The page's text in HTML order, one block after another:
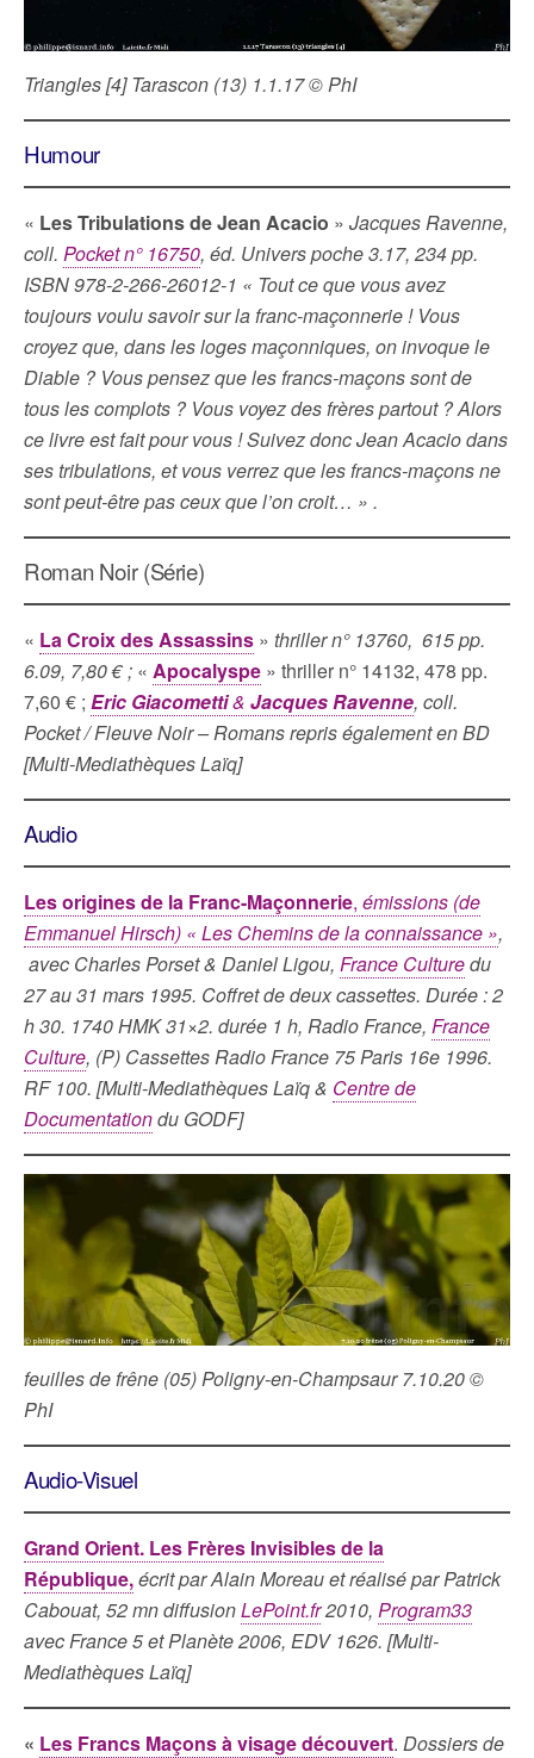
Triangles [4] Tarascon (13) 1.1.17 © PhI
Humour
« Les Tribulations de Jean Acacio » Jacques Ravenne,
coll. Pocket n° 16750, éd. Univers poche 3.17, 234 pp.
ISBN 978-2-266-26012-1 « Tout ce que vous avez
toujours voulu savoir sur la franc-maçonnerie ! Vous
croyez que, dans les loges maçonniques, on invoque le
Diable ? Vous pensez que les francs-maçons sont de
tous les complots ? Vous voyez des frères partout ? Alors
ce livre est fait pour vous ! Suivez donc Jean Acacio dans
ses tribulations, et vous verrez que les francs-maçons ne
sont peut-être pas ceux que l’on croit… » .
Roman Noir (Série)
« La Croix des Assassins » thriller n° 13760, 615 pp.
6.09, 7,80 € ; « Apocalyspe » thriller n° 14132, 478 pp.
7,60 € ; Eric Giacometti& Jacques Ravenne, coll.
Pocket / Fleuve Noir – Romans repris également en BD
[Multi-Mediathèques Laïq]
Audio
Les origines de la Franc-Maçonnerie, émissions (de
Emmanuel Hirsch) « Les Chemins de la connaissance »,
avec Charles Porset & Daniel Ligou, France Culturedu
27 au 31 mars 1995. Coffret de deux cassettes. Durée : 2
h 30. 1740 HMK 31×2. durée 1 h, Radio France, France
Culture, (P) Cassettes Radio France 75 Paris 16e 1996.
RF 100. [Multi-Mediathèques Laïq & Centre de
Documentationdu GODF]
feuilles de frêne (05) Poligny-en-Champsaur 7.10.20 ©
PhI
Audio-Visuel
Grand Orient. Les Frères Invisibles de la
République,écrit par Alain Moreau et réalisé par Patrick
Cabouat, 52 mn diffusionLePoint.fr2010, Program33
avec France 5 et Planète 2006, EDV 1626. [Multi-
Mediathèques Laïq]
« Les Francs Maçons à visage découvert. Dossiers de